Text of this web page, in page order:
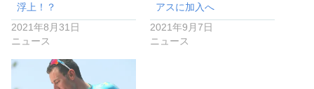
浮上！？
2021年8月31日
ニュース
アスに加入へ
2021年9月7日
ニュース